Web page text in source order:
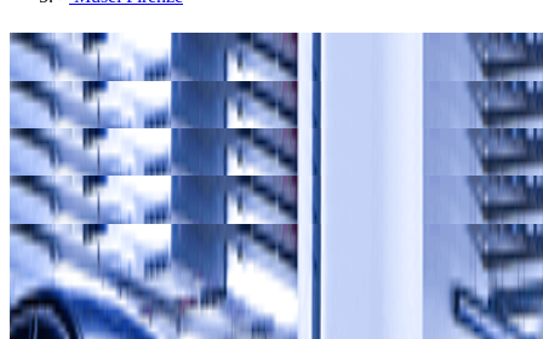
I nostri parcheggi a Galleria degli Uffizi
I nostri parcheggi a Palazzo Pitti
I nostri parcheggi a Palazzo Strozzi
I nostri parcheggi a Museo San Marco
I nostri parcheggi a Santo Stefano al Ponte